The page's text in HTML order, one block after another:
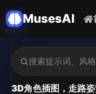
MusesAI
3D角色插图，走路